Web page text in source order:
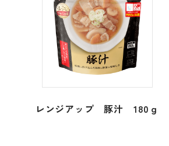
レンジアップ 豚汁 180ｇ